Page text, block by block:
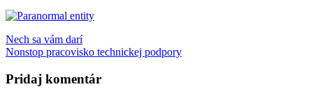
Navigácia
v
článku
Nech sa vám darí
Nonstop pracovisko technickej podpory
Pridaj komentár